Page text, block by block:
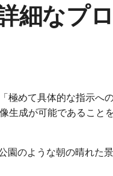
細なプロ
極めて具体的な指示へ
生成が可能であること
園のような朝の晴れた景